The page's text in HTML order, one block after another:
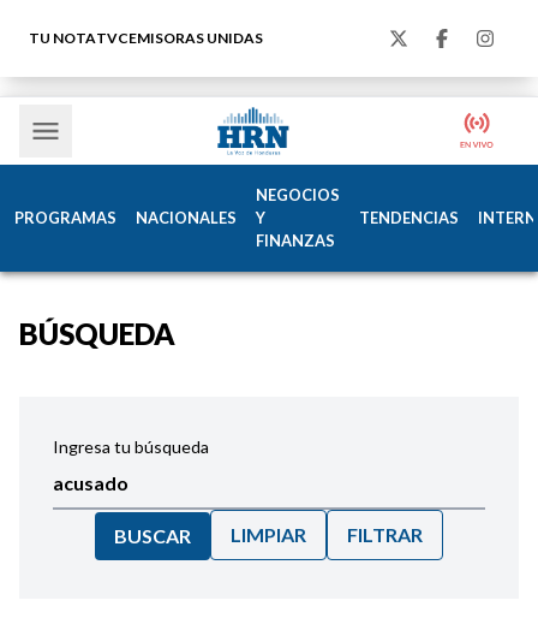
TU NOTATVCEMISORAS UNIDAS
PROGRAMAS NACIONALES
NEGOCIOS
Y
FINANZAS
TENDENCIAS
BÚSQUEDA
Ingresa tu búsqueda
BUSCAR LIMPIAR FILTRAR